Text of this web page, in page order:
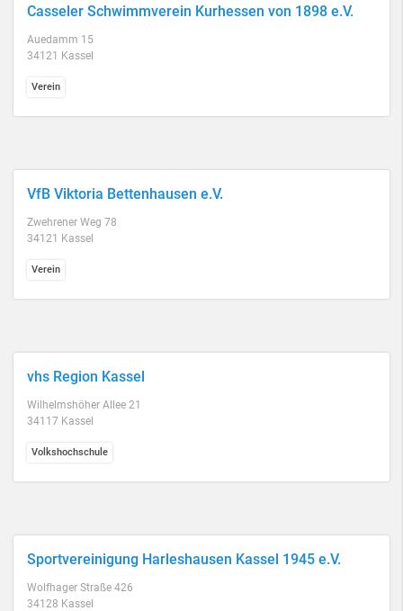
Casseler Schwimmverein Kurhessen von 1898 e.V.
Auedamm 15
34121 Kassel
Verein
VfB Viktoria Bettenhausen e.V.
Zwehrener Weg 78
34121 Kassel
Verein
vhs Region Kassel
Wilhelmshöher Allee 21
34117 Kassel
Volkshochschule
Sportvereinigung Harleshausen Kassel 1945 e.V.
Wolfhager Straße 426
34128 Kassel